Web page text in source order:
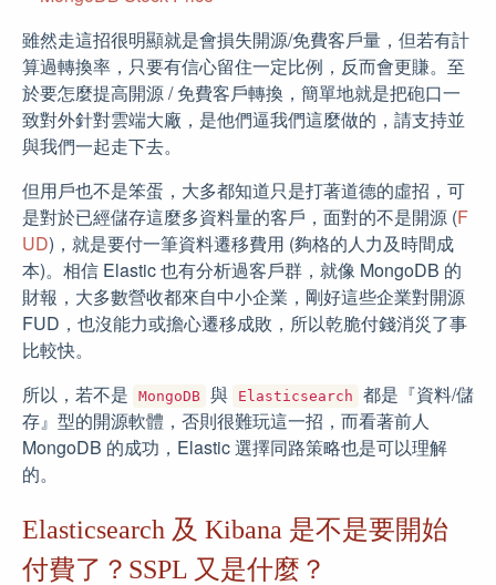
雖然走這招很明顯就是會損失開源/免費客戶量，但若有計
算過轉換率，只要有信心留住一定比例，反而會更賺。至
於要怎麼提高開源 / 免費客戶轉換，簡單地就是把砲口一
致對外針對雲端大廠，是他們逼我們這麼做的，請支持並
與我們一起走下去。
但用戶也不是笨蛋，大多都知道只是打著道德的虛招，可
是對於已經儲存這麼多資料量的客戶，面對的不是開源 (F
UD)，就是要付一筆資料遷移費用 (夠格的人力及時間成
本)。相信 Elastic 也有分析過客戶群，就像 MongoDB 的
財報，大多數營收都來自中小企業，剛好這些企業對開源
FUD，也沒能力或擔心遷移成敗，所以乾脆付錢消災了事
比較快。
所以，若不是
MongoDB 與 Elasticsearch
都是『資料/儲
存』型的開源軟體，否則很難玩這一招，而看著前人
MongoDB 的成功，Elastic 選擇同路策略也是可以理解
的。
Elasticsearch 及 Kibana 是不是要開始
付費了？SSPL 又是什麼？